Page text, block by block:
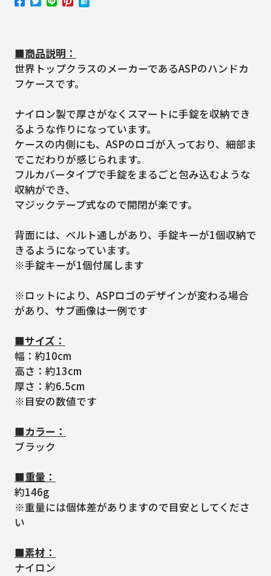
■商品説明：
世界トップクラスのメーカーであるASPのハンドカ
フケースです。
ナイロン製で厚さがなくスマートに手錠を収納でき
るような作りになっています。
ケースの内側にも、ASPのロゴが入っており、細部ま
でこだわりが感じられます。
フルカバータイプで手錠をまるごと包み込むような
収納ができ、
マジックテープ式なので開閉が楽です。
背面には、ベルト通しがあり、手錠キーが1個収納で
きるようになっています。
※手錠キーが1個付属します
※ロットにより、ASPロゴのデザインが変わる場合
があり、サブ画像は一例です
■サイズ：
幅：約10cm
高さ：約13cm
厚さ：約6.5cm
※目安の数値です
■カラー：
ブラック
■重量：
約146g
※重量には個体差がありますので目安としてくださ
い
■素材：
ナイロン